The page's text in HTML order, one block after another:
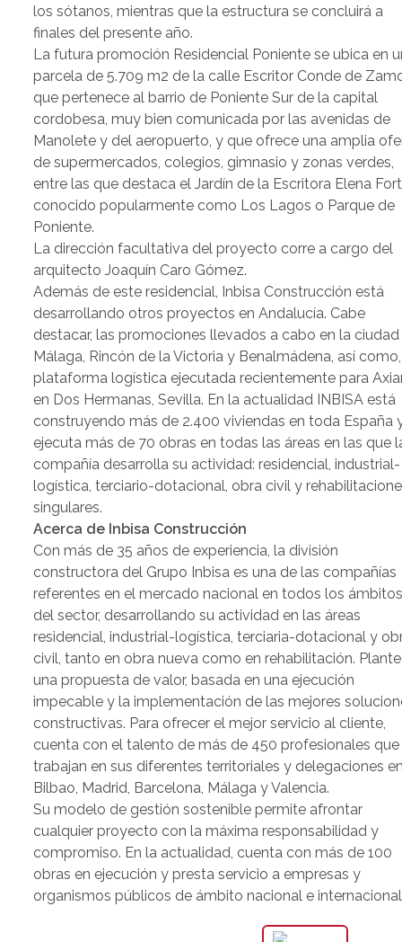
los sótanos, mientras que la estructura se concluirá a
finales del presente año.
La futura promoción Residencial Poniente se ubica en
parcela de 5.709 m2 de la calle Escritor Conde de
que pertenece al barrio de Poniente Sur de la capital
cordobesa, muy bien comunicada por las avenidas de
Manolete y del aeropuerto, y que ofrece una amplia
de supermercados, colegios, gimnasio y zonas verdes,
entre las que destaca el Jardín de la Escritora Elena
conocido popularmente como Los Lagos o Parque de
Poniente.
La dirección facultativa del proyecto corre a cargo del
arquitecto Joaquín Caro Gómez.
Además de este residencial, Inbisa Construcción está
desarrollando otros proyectos en Andalucía. Cabe
destacar, las promociones llevados a cabo en la
Málaga, Rincón de la Victoria y Benalmádena, así
plataforma logística ejecutada recientemente para
en Dos Hermanas, Sevilla. En la actualidad INBISA está
construyendo más de 2.400 viviendas en toda España
ejecuta más de 70 obras en todas las áreas en las que
compañía desarrolla su actividad: residencial, industrial-
logística, terciario-dotacional, obra civil y
singulares.
Acerca de Inbisa Construcción
Con más de 35 años de experiencia, la división
constructora del Grupo Inbisa es una de las compañías
referentes en el mercado nacional en todos los
del sector, desarrollando su actividad en las áreas
residencial, industrial-logística, terciaria-dotacional y
civil, tanto en obra nueva como en rehabilitación.
una propuesta de valor, basada en una ejecución
impecable y la implementación de las mejores
constructivas. Para ofrecer el mejor servicio al cliente,
cuenta con el talento de más de 450 profesionales que
trabajan en sus diferentes territoriales y delegaciones
Bilbao, Madrid, Barcelona, Málaga y Valencia.
Su modelo de gestión sostenible permite afrontar
cualquier proyecto con la máxima responsabilidad y
compromiso. En la actualidad, cuenta con más de 100
obras en ejecución y presta servicio a empresas y
organismos públicos de ámbito nacional e